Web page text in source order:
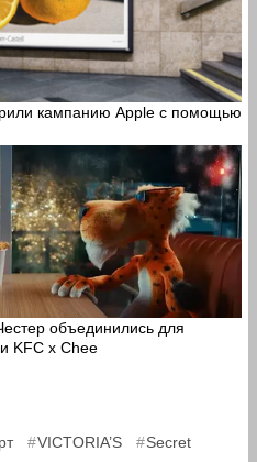
кампанию Apple с помощью
объединились для
KFC x Chee
VICTORIA’S Secret